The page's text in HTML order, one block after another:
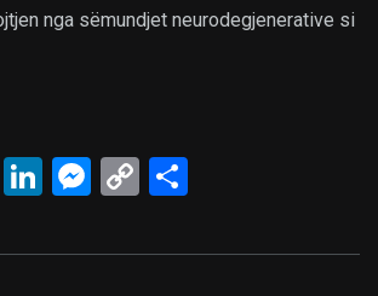
nga sëmundjet neurodegjenerative si
WhatsApp
LinkedIn
Messenger
Copy
Link